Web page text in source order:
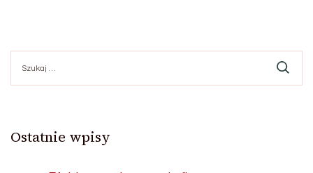
Ostatnie wpisy